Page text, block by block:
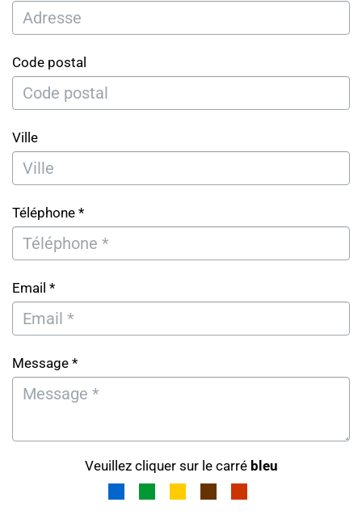
Code postal
Ville
Téléphone *
Email *
Message *
Veuillez cliquer sur le carré bleu